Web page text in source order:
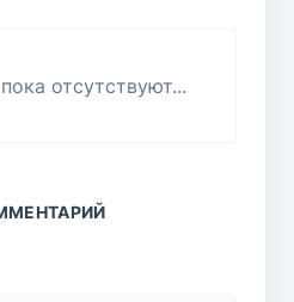
отсутствуют...